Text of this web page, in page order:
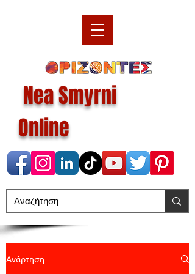
Nea Smyrni
Online
Ανάρτηση